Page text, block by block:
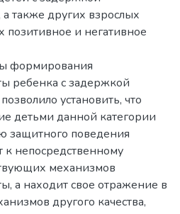
а также других взрослых
и негативное
формирования
ребенка с задержкой
установить, что
детьми данной категории
защитного поведения
непосредственному
механизмов
а находит свое отражение в
другого качества,